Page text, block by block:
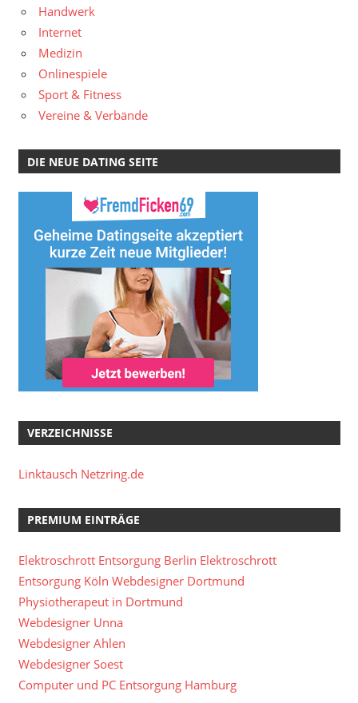
Handwerk
Internet
Medizin
Onlinespiele
Sport & Fitness
Vereine & Verbände
DIE NEUE DATING SEITE
VERZEICHNISSE
Linktausch Netzring.de
PREMIUM EINTRÄGE
Elektroschrott Entsorgung Berlin Elektroschrott
Entsorgung Köln Webdesigner Dortmund
Physiotherapeut in Dortmund
Webdesigner Unna
Webdesigner Ahlen
Webdesigner Soest
Computer und PC Entsorgung Hamburg